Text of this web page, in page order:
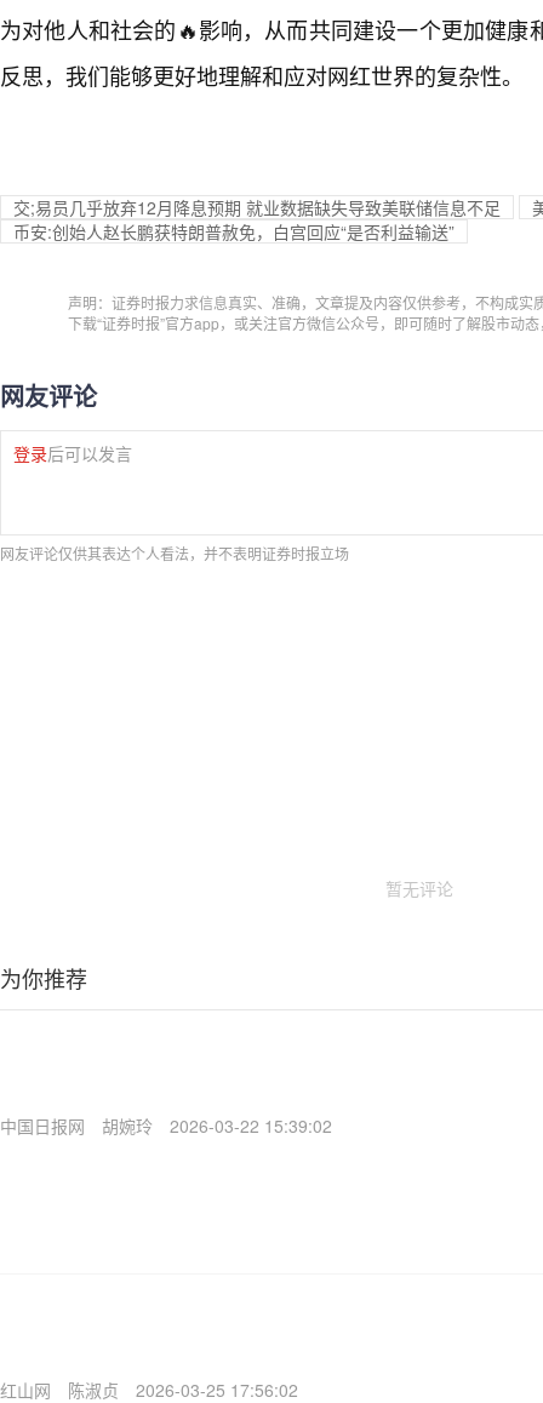
为对他人和社会的🔥影响，从而共同建设一个更加健康
反思，我们能够更好地理解和应对网红世界的复杂性。
交;易员几乎放弃12月降息预期 就业数据缺失导致美联储信息不足
币安:创始人赵长鹏获特朗普赦免，白宫回应“是否利益输送”
声明：证券时报力求信息真实、准确，文章提及内容仅供参考，不构成实
下载“证券时报”官方app，或关注官方微信公众号，即可随时了解股市动
网友评论
登录后可以发言
网友评论仅供其表达个人看法，并不表明证券时报立场
暂无评论
为你推荐
中国日报网 胡婉玲 2026-03-22 15:39:02
红山网 陈淑贞 2026-03-25 17:56:02